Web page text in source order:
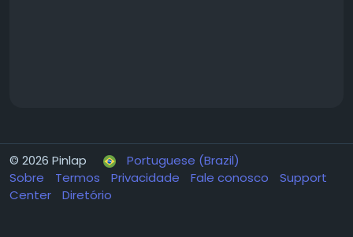
© 2026 Pinlap
Portuguese (Brazil)
Sobre
Termos Privacidade Fale conosco
Support
Center
Diretório